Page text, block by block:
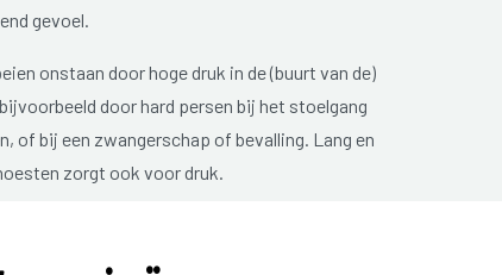
gevoel.
onstaan door hoge druk in de (buurt van de)
door hard persen bij het stoelgang
of bij een zwangerschap of bevalling. Lang en
zorgt ook voor druk.